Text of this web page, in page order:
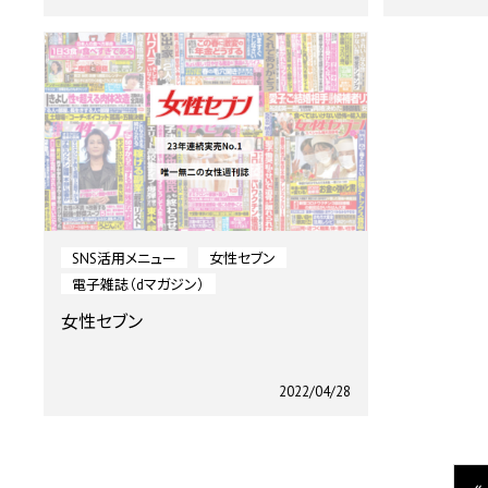
SNS活用メニュー
女性セブン
電子雑誌（dマガジン）
女性セブン
2022/04/28